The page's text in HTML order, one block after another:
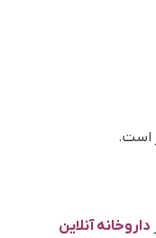
داروخانه آنلاین